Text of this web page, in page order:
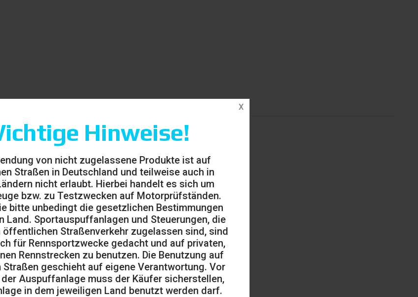
Hinweise!
von nicht zugelassene Produkte ist auf
Straßen in Deutschland und teilweise auch in
nicht erlaubt. Hierbei handelt es sich um
bzw. zu Testzwecken auf Motorprüfständen.
bitte unbedingt die gesetzlichen Bestimmungen
Land. Sportauspuffanlagen und Steuerungen, die
Straßenverkehr zugelassen sind, sind
für Rennsportzwecke gedacht und auf privaten,
Rennstrecken zu benutzen. Die Benutzung auf
geschieht auf eigene Verantwortung. Vor
der Auspuffanlage muss der Käufer sicherstellen,
in dem jeweiligen Land benutzt werden darf.